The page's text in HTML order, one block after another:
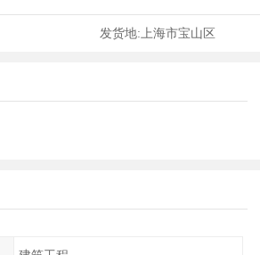
发货地:上海市宝山区